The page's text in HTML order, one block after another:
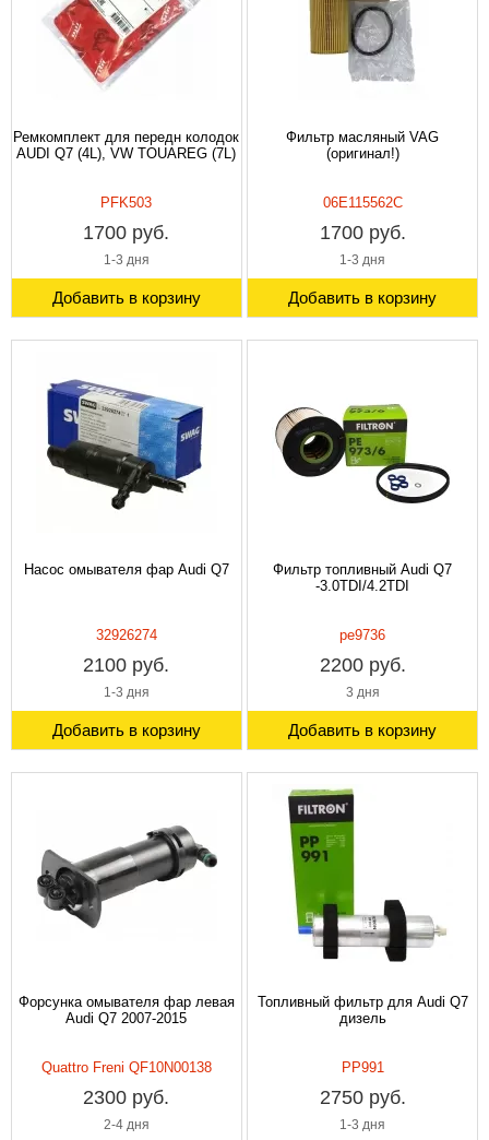
Ремкомплект для передн колодок
AUDI Q7 (4L), VW TOUAREG (7L)
PFK503
1700 руб.
1-3 дня
Добавить в корзину
Фильтр масляный VAG
(оригинал!)
06E115562C
1700 руб.
1-3 дня
Добавить в корзину
Насос омывателя фар Audi Q7
32926274
2100 руб.
1-3 дня
Добавить в корзину
Фильтр топливный Audi Q7
-3.0TDI/4.2TDI
pe9736
2200 руб.
3 дня
Добавить в корзину
Форсунка омывателя фар левая
Audi Q7 2007-2015
Quattro Freni QF10N00138
2300 руб.
2-4 дня
Топливный фильтр для Audi Q7
дизель
PP991
2750 руб.
1-3 дня